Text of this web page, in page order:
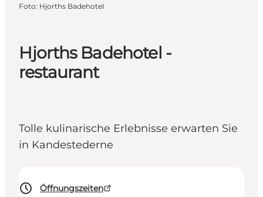
Hjorths Badehotel -
restaurant
Tolle kulinarische Erlebnisse erwarten Sie
in Kandestederne
Öffnungszeiten
Foto: Hjorths Badehotel